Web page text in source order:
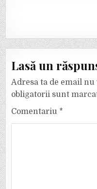
Lasă un
Adresa ta de email nu
obligatorii sunt
Comentariu *